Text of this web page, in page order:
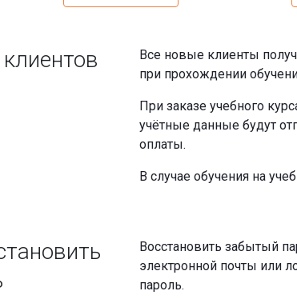
Все новые клиенты
при прохождении
При заказе учебного
учётные данные будут
оплаты.
В случае обучения на
Восстановить забытый
электронной почты или
пароль.